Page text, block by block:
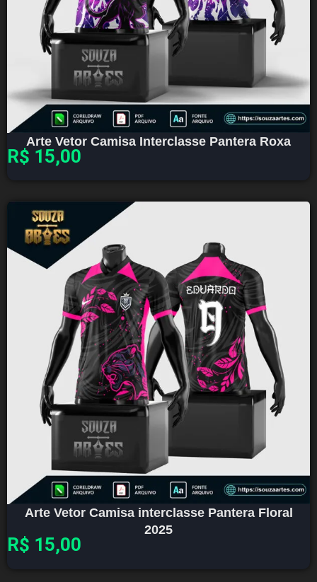
Arte Vetor Camisa Interclasse Pantera Roxa
R$ 15,00
Arte Vetor Camisa interclasse Pantera Floral
2025
R$ 15,00